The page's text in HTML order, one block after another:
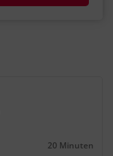
Dauer:
20 Minuten